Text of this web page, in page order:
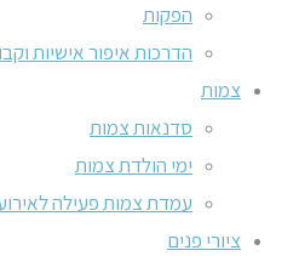
הפקות
הדרכות איפור אישיות
צמות
סדנאות צמות
ימי הולדת צמות
עמדת צמות פעילה
ציורי פנים